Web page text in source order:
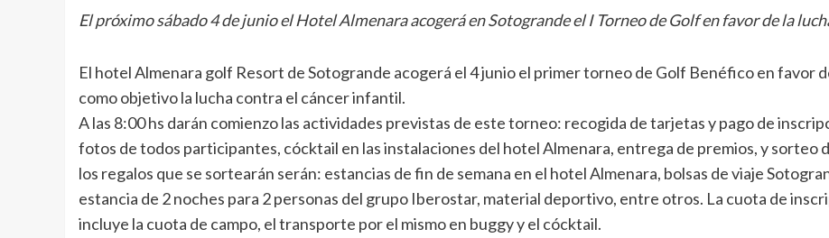
El próximo sábado 4 de junio el Hotel Almenara acogerá en Sotogrande el I Torneo de Golf en favor de la
El hotel Almenara golf Resort de Sotogrande acogerá el 4 junio el primer torneo de Golf Benéfico en favor
como objetivo la lucha contra el cáncer infantil.
A las 8:00 hs darán comienzo las actividades previstas de este torneo: recogida de tarjetas y pago de
fotos de todos participantes, cócktail en las instalaciones del hotel Almenara, entrega de premios, y sorteo
los regalos que se sortearán serán: estancias de fin de semana en el hotel Almenara, bolsas de viaje
estancia de 2 noches para 2 personas del grupo Iberostar, material deportivo, entre otros. La cuota de
incluye la cuota de campo, el transporte por el mismo en buggy y el cócktail.